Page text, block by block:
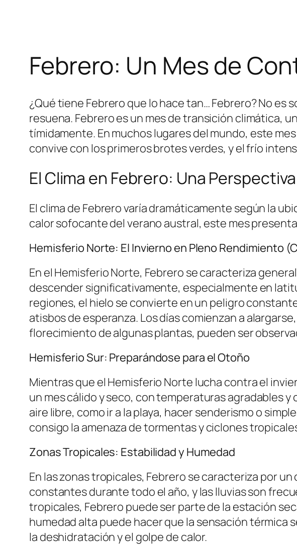
Febrero: Un Mes de
¿Qué tiene Febrero que lo hace tan… Febrero? No es
resuena. Febrero es un mes de transición climática,
tímidamente. En muchos lugares del mundo, este
convive con los primeros brotes verdes, y el frío
El Clima en Febrero: Una
El clima de Febrero varía dramáticamente según la
calor sofocante del verano austral, este mes
Hemisferio Norte: El Invierno en Pleno Rendimiento
En el Hemisferio Norte, Febrero se caracteriza
descender significativamente, especialmente en
regiones, el hielo se convierte en un peligro
atisbos de esperanza. Los días comienzan a
florecimiento de algunas plantas, pueden ser
Hemisferio Sur: Preparándose para el Otoño
Mientras que el Hemisferio Norte lucha contra el
un mes cálido y seco, con temperaturas agradables
aire libre, como ir a la playa, hacer senderismo o
consigo la amenaza de tormentas y ciclones
Zonas Tropicales: Estabilidad y Humedad
En las zonas tropicales, Febrero se caracteriza por
constantes durante todo el año, y las lluvias son
tropicales, Febrero puede ser parte de la estación
humedad alta puede hacer que la sensación térmica
la deshidratación y el golpe de calor.